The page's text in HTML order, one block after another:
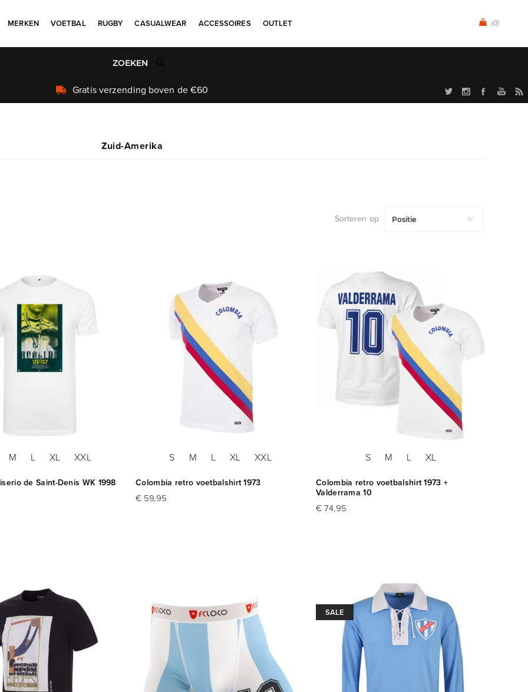
(0)
MERKEN VOETBAL RUGBY CASUALWEAR ACCESSOIRES OUTLET
Uniek aanbod
Zuid-Amerika
Sorteren op
M L XL XXL
de Saint-Denis WK 1998
S M L XL XXL
Colombia retro voetbalshirt 1973
€ 59,95
S M L XL
Colombia retro voetbalshirt 1973 +
Valderrama 10
€ 74,95
SALE